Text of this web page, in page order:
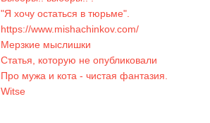
"Я хочу остаться в тюрьме".
https://www.mishachinkov.com/
Мерзкие мыслишки
Статья, которую не опубликовали
Про мужа и кота - чистая фантазия.
Witse